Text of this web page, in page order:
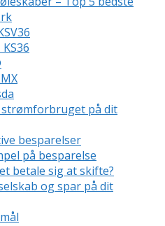
strømforbruget på dit
besparelser
på besparelse
betale sig at skifte?
og spar på dit